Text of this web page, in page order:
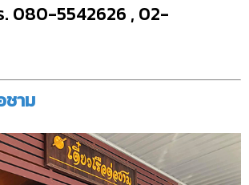
. 080-5542626 , 02-
ชาม